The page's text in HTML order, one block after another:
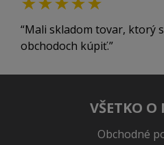
Mali skladom tovar, ktorý
obchodoch kúpiť.
VŠETKO O
Obchodné